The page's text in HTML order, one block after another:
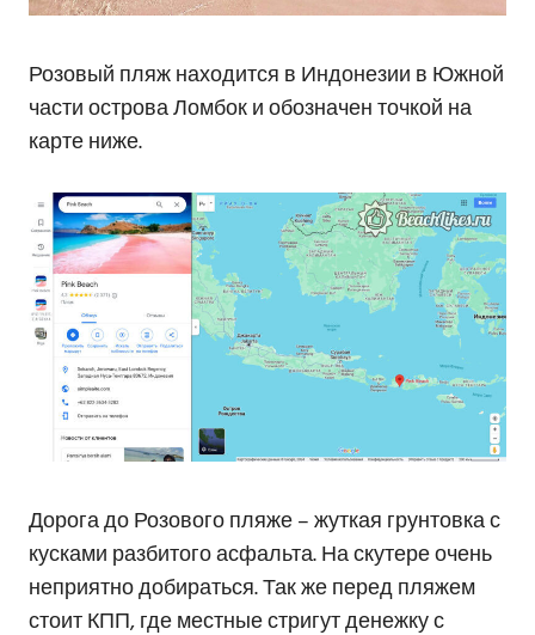
Розовый пляж находится в Индонезии в Южной
части острова Ломбок и обозначен точкой на
карте ниже.
Дорога до Розового пляже – жуткая грунтовка с
кусками разбитого асфальта. На скутере очень
неприятно добираться. Так же перед пляжем
стоит КПП, где местные стригут денежку с